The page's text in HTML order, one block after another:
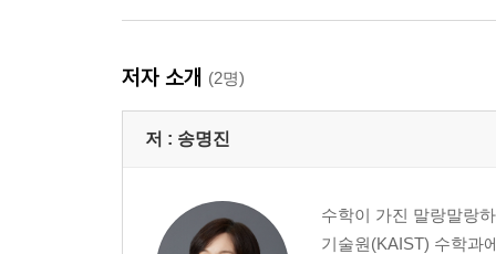
저자 소개 (2명)
저 : 송명진
수학이 가진 말랑말랑
기술원(KAIST) 수학과